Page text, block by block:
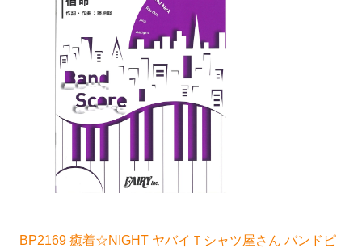
BP2169 癒着☆NIGHT ヤバイＴシャツ屋さん バンドピ